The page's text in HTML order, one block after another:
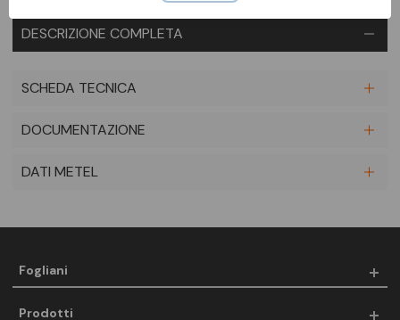
DESCRIZIONE COMPLETA
SCHEDA TECNICA
DOCUMENTAZIONE
DATI METEL
Fogliani
Prodotti